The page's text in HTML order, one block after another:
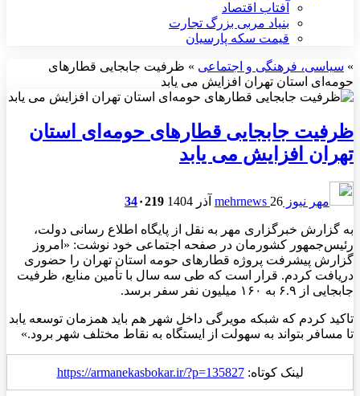
آفتاب اقتصاد
بنیاد مربی بزرگ تجارت
قیمت سکه پارسیان
» سیاسی، فرهنگی و اجتماعی » ظرفیت جابجایی قطارهای
حومه‌ای استان تهران افزایش می یابد
ظرفیت جابجایی قطارهای حومه‌ای استان
تهران افزایش می یابد
مهر نیوز mehrnews 26 آذر 1404 34۰219
به گزارش خبرگزاری مهر به نقل از پایگاه اطلاع رسانی دولت،
رئیس‌جمهور کشورمان در صفحه اجتماعی خود نوشت: «امروز
گزارش پیشرفت پروژه قطارهای حومه استان تهران را حضوری
دریافت کردم. قرار است که طی سه سال با تأمین منابع، ظرفیت
جابجایی از ۶.۹ به ۱۶۰ میلیون نفر سفر برسد.
‏تاکید کردم که شبکه مویرگی داخل شهر هم باید همزمان توسعه یابد
تا مسافر بتواند به سهولت از ایستگاه به نقاط مختلف شهر برود.»
لینک کوتاه:https://armanekasbokar.ir/?p=135827